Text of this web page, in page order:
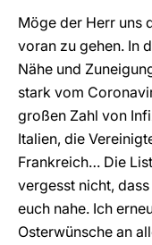
Möge der Herr uns
voran zu gehen. In
Nähe und
stark vom
großen Zahl von
Italien, die
Frankreich… Die
vergesst nicht,
euch nahe. Ich
Osterwünsche an